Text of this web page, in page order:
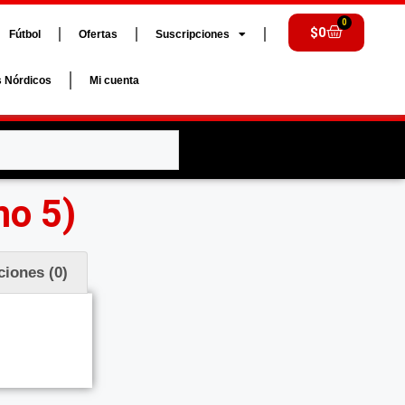
Fútbol Ofertas Suscripciones
Nórdicos Mi cuenta
$0
0
5)
(0)